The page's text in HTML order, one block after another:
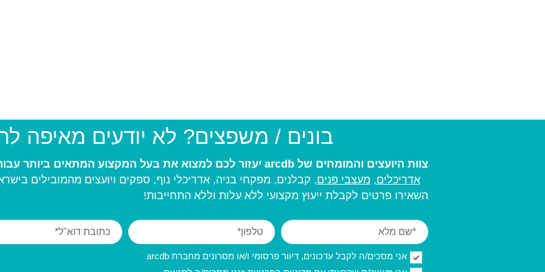
בונים / משפצים? לא יודעים מאיפה
צוות היועצים והמומחים של arcdb יעזור לכם למצוא את בעל המקצוע המתאים ביותר עבורכם:
אדריכלים, מעצבי פנים, קבלנים, מפקחי בניה, אדריכלי נוף, ספקים ויועצים מהמובילים
השאירו פרטים לקבלת ייעוץ מקצועי ללא עלות וללא התחייבות!
אני מסכים/ה לקבל עדכונים, דיוור פרסומי ו/או מסרונים מחברת arcdb